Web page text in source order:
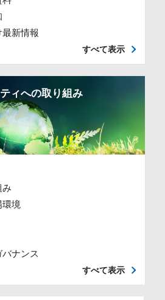
新情報
すべて表示
ィへの取り組み
み
環境
ナンス
すべて表示